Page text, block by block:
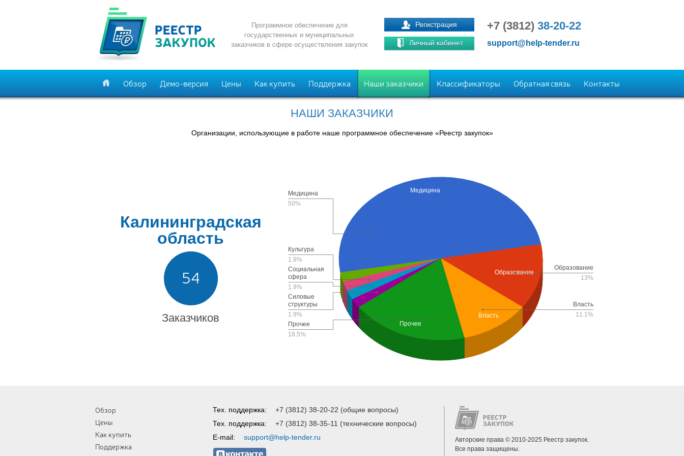
Программное обеспечение для
государственных и муниципальных
заказчиков в сфере осуществления закупок
Регистрация
Личный кабинет
+7 (3812) 38-20-22
support@help-tender.ru
Обзор Демо-версия Цены Как купить Поддержка Наши заказчики Классификаторы Обратная связь Контакты
НАШИ ЗАКАЗЧИКИ
Организации, использующие в работе наше программное обеспечение «Реестр закупок»
Калининградская
область
54
Заказчиков
Медицина
Образование
Власть
Прочее
Образование
13%
Власть
11.1%
Медицина
50%
Прочее
18.5%
Силовые
структуры
1.9%
Социальная
сфера
1.9%
Культура
1.9%
Обзор
Цены
Как купить
Поддержка
Тех. поддержка:
+7 (3812) 38-20-22 (общие вопросы)
Тех. поддержка:
+7 (3812) 38-35-11 (технические вопросы)
E-mail:
support@help-tender.ru
Авторские права © 2010-2025 Реестр закупок.
Все права защищены.